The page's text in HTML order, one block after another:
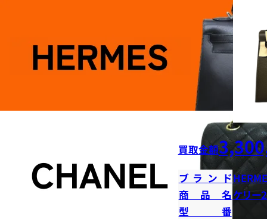
買取金額
ブランド
商品名 ケリー
型番